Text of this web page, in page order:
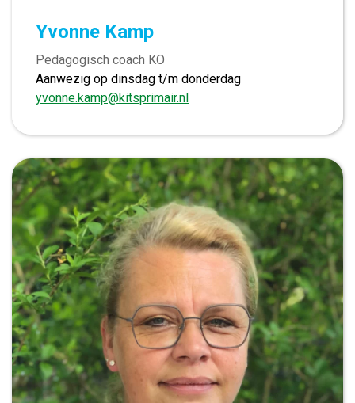
Yvonne Kamp
Pedagogisch coach KO
Aanwezig op dinsdag t/m donderdag
yvonne.kamp@kitsprimair.nl